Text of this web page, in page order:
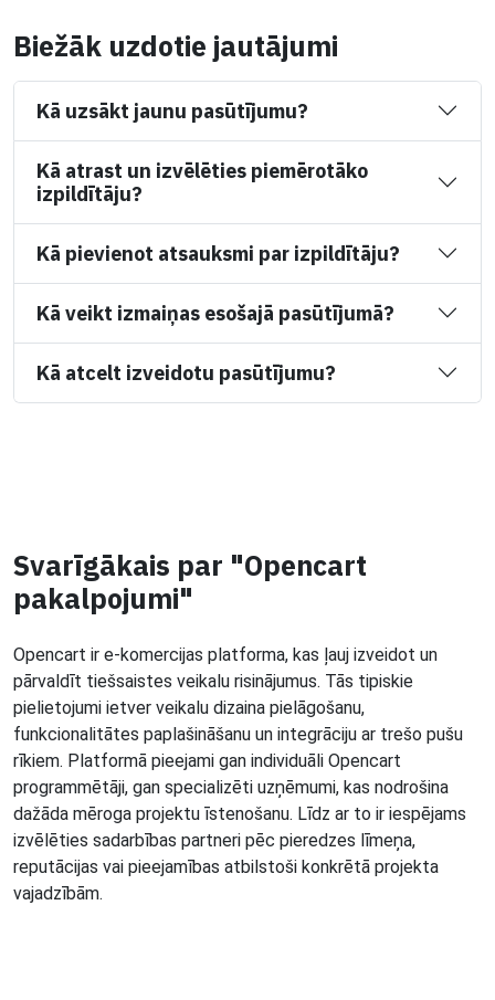
Biežāk uzdotie jautājumi
Kā uzsākt jaunu pasūtījumu?
Kā atrast un izvēlēties piemērotāko
izpildītāju?
Kā pievienot atsauksmi par izpildītāju?
Kā veikt izmaiņas esošajā pasūtījumā?
Kā atcelt izveidotu pasūtījumu?
Svarīgākais par "Opencart
pakalpojumi"
Opencart ir e-komercijas platforma, kas ļauj izveidot un
pārvaldīt tiešsaistes veikalu risinājumus. Tās tipiskie
pielietojumi ietver veikalu dizaina pielāgošanu,
funkcionalitātes paplašināšanu un integrāciju ar trešo pušu
rīkiem. Platformā pieejami gan individuāli Opencart
programmētāji, gan specializēti uzņēmumi, kas nodrošina
dažāda mēroga projektu īstenošanu. Līdz ar to ir iespējams
izvēlēties sadarbības partneri pēc pieredzes līmeņa,
reputācijas vai pieejamības atbilstoši konkrētā projekta
vajadzībām.